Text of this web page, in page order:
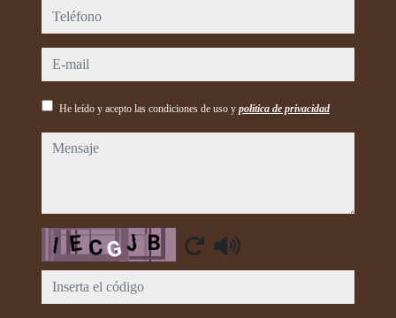
teléfono
e-mail
He leído y acepto las condiciones de uso y política de privacidad
mensaje
Captcha